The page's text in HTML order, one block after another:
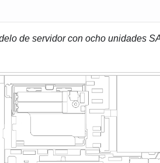
de servidor con ocho unidades